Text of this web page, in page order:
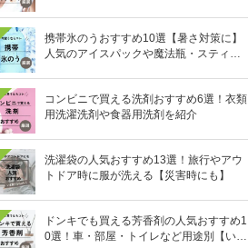
携帯氷のうおすすめ10選【暑さ対策に】
人気のアイスパックや魔法瓶・スティッ
コンビニで買える洗剤おすすめ6選！衣類
用洗濯洗剤や食器用洗剤を紹介
洗濯袋の人気おすすめ13選！旅行やアウ
トドア時に服が洗える【災害時にも】
ドンキでも買える芳香剤の人気おすすめ1
0選！車・部屋・トイレなど用途別【いい